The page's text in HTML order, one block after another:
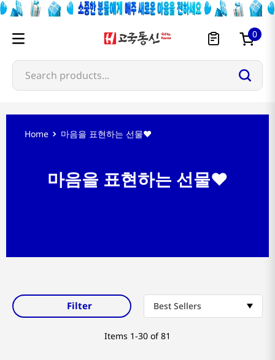
0
Search products...
마음을 표현하는 선물❤️
마음을 표현하는 선물❤️
Filter Best Sellers
Items 1-30 of 81